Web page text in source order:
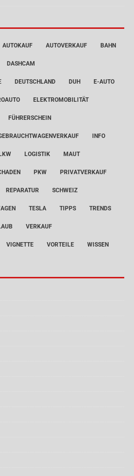
AUTOKAUF AUTOVERKAUF BAHN
DASHCAM
DEUTSCHLAND DUH E-AUTO
ELEKTROMOBILITÄT
FÜHRERSCHEIN
INFO
LKW LOGISTIK MAUT
PKW PRIVATVERKAUF
REPARATUR SCHWEIZ
TESLA TIPPS TRENDS
VERKAUF
VIGNETTE VORTEILE WISSEN